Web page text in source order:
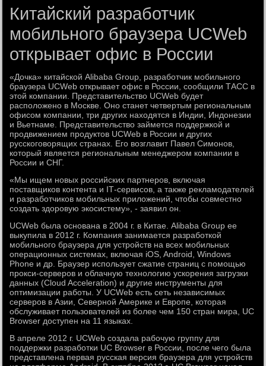
Китайский разработчик
мобильного браузера UCWeb
открывает офис в России
«Дочка» китайской Alibaba Group, разработчик мобильного
браузера UCWeb открывает офис в России, сообщили ТАСС в
этой компании. Представительство UCWeb будет
расположено в Москве. Оно станет четвертым региональным
офисом компании, три других находятся в Индии, Индонезии
и Вьетнаме. Представительство займется поддержкой и
продвижением продуктов UCWeb в России и других
русскоговорящих странах. Его возглавит Павел Симонов,
который является региональным менеджером компании в
России и СНГ.
«Мы ищем новых российских партнеров, включая
поставщиков контента и IТ-сервисов, а также рекламодателей
и разработчиков мобильных приложений, чтобы совместно
создать здоровую экосистему», - заявил он.
UCWeb была основана в 2004 г. в Китае. Alibaba Group ее
выкупила в 2012 г. Компания занимается разработкой
мобильного браузера для устройств на всех мобильных
операционных системах, включая iOS, Android, Windows
Phone и др. Браузер использует сжатие страниц с помощью
прокси-серверов и облачную технологию ускорения загрузки
данных (Cloud Acceleration) и другие инструменты для
оптимизации работы. У UCWeb есть сеть независимых
серверов в Азии, Северной Америке и Европе, которая
обслуживает пользователей из более чем 150 стран мира, UC
Browser доступен на 11 языках.
В апреле 2012 г. UCWeb создала рабочую группу для
поддержки разработки UC Browser в России, после чего была
представлена первая русская версия браузера для устройств